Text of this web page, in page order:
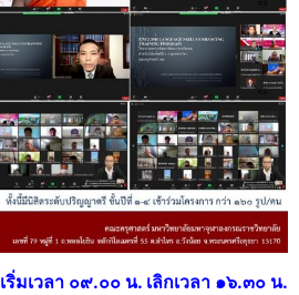
เริ่มเวลา ๐๙.๐๐ น. เลิกเวลา ๑๖.๓๐ น.